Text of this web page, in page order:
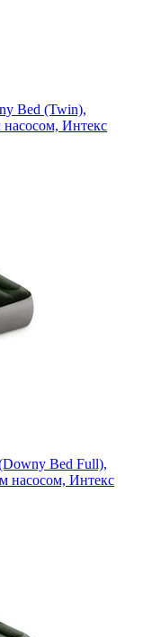
Bed (Twin),
Интекс
Bed Full),
насосом, Интекс